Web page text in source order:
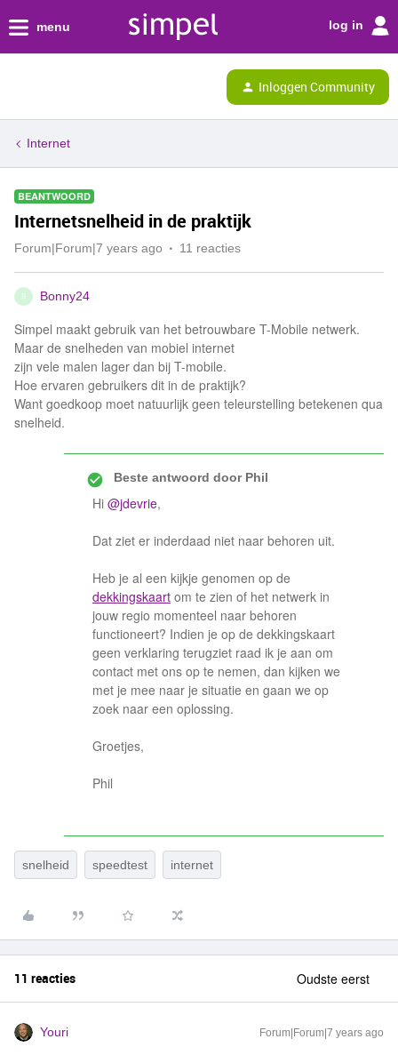
menu log in
Inloggen Community
Internet
BEANTWOORD
Internetsnelheid in de praktijk
Forum|Forum|7 years ago 11 reacties
B Bonny24
Simpel maakt gebruik van het betrouwbare T-Mobile netwerk.
Maar de snelheden van mobiel internet
zijn vele malen lager dan bij T-mobile.
Hoe ervaren gebruikers dit in de praktijk?
Want goedkoop moet natuurlijk geen teleurstelling betekenen qua
snelheid.
Beste antwoord doorPhil
Hi @jdevrie,
Dat ziet er inderdaad niet naar behoren uit.
Heb je al een kijkje genomen op de
dekkingskaart om te zien of het netwerk in
jouw regio momenteel naar behoren
functioneert? Indien je op de dekkingskaart
geen verklaring terugziet raad ik je aan om
contact met ons op te nemen, dan kijken we
met je mee naar je situatie en gaan we op
zoek naar een oplossing.
Groetjes,
Phil
snelheid speedtest internet
11 reacties Oudste eerst
Youri Forum|Forum|7 years ago